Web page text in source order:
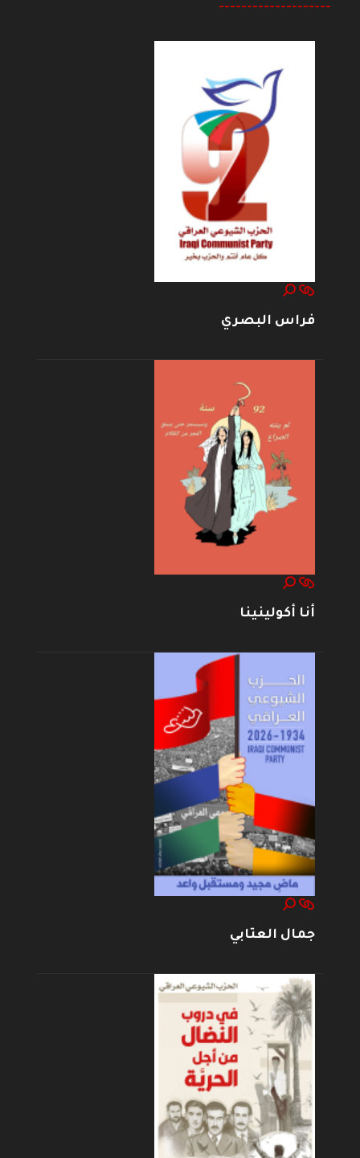
--------------------
فراس البصري
أنا أكولينينا
جمال العتابي